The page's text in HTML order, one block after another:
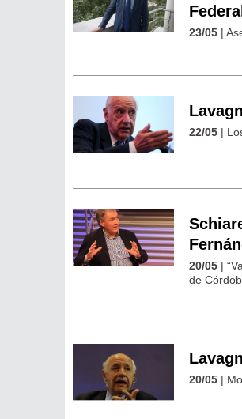
Federal
23/05 |
22/05 |
20/05 |
de
20/05 |